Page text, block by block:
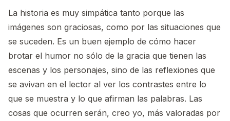
La historia es muy simpática tanto porque las
imágenes son graciosas, como por las situaciones que
se suceden. Es un buen ejemplo de cómo hacer
brotar el humor no sólo de la gracia que tienen las
escenas y los personajes, sino de las reflexiones que
se avivan en el lector al ver los contrastes entre lo
que se muestra y lo que afirman las palabras. Las
cosas que ocurren serán, creo yo, más valoradas por